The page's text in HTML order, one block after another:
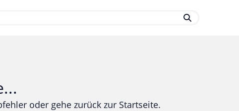
oder gehe zurück zur Startseite.